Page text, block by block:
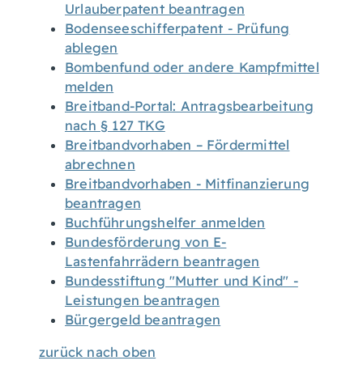
Urlauberpatent beantragen
Bodenseeschifferpatent - Prüfung
ablegen
Bombenfund oder andere Kampfmittel
melden
Breitband-Portal: Antragsbearbeitung
nach § 127 TKG
Breitbandvorhaben – Fördermittel
abrechnen
Breitbandvorhaben - Mitfinanzierung
beantragen
Buchführungshelfer anmelden
Bundesförderung von E-
Lastenfahrrädern beantragen
Bundesstiftung "Mutter und Kind" -
Leistungen beantragen
Bürgergeld beantragen
zurück nach oben